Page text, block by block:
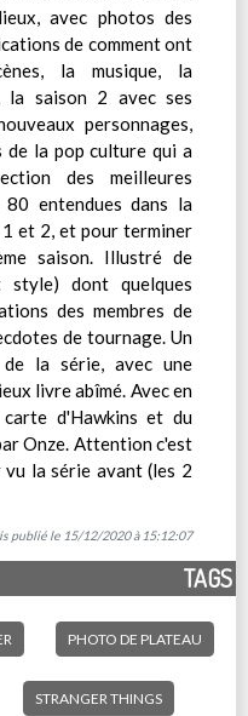
avec photos des
de comment ont
la musique, la
la saison 2 avec ses
personnages,
de la pop culture qui a
des meilleures
entendues dans la
et 2, et pour terminer
saison. Illustré de
style) dont quelques
des membres de
de tournage. Un
la série, avec une
livre abîmé. Avec en
d'Hawkins et du
Onze. Attention c'est
la série avant (les 2
publié le 15/12/2020 à 15:12:07
TAGS
PHOTO DE PLATEAU
STRANGER THINGS